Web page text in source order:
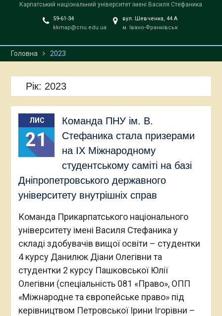
Карпатський національний університет імені Василя Стефаника
59-61-34
kkmap@cnu.edu.ua
вул. Шевченка, 44 А
м. Івано-Франківськ
Головна 2023
Рік: 2023
ЛИС
21
Команда ПНУ ім. В.
Стефаника стала призерами
на IX Міжнародному
студентському саміті на базі
Дніпропетровського державного
університету внутрішніх справ
Команда Прикарпатського національного
університету імені Василя Стефаника у
складі здобувачів вищої освіти – студентки
4 курсу Данилюк Діани Олегівни та
студентки 2 курсу Пашковської Юлії
Олегівни (спеціальність 081 «Право», ОПП
«Міжнародне та європейське право» під
керівництвом Петровської Ірини Ігорівни –